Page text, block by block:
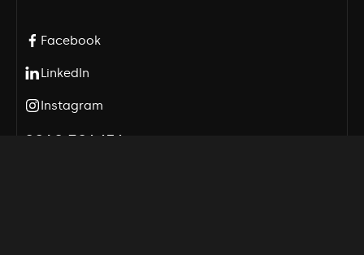
Facebook
LinkedIn
Instagram
0940 301 151